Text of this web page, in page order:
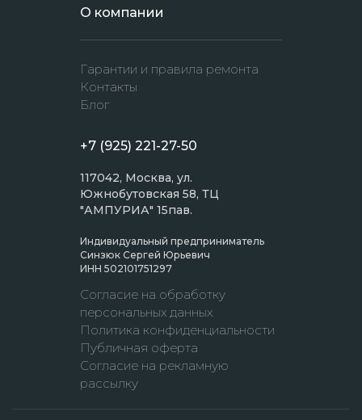
O компании
Гарантии и правила ремонта
Контакты
Блог
+7 (925) 221-27-50
117042, Москва, ул.
Южнобутовская 58, ТЦ
"АМПУРИА" 15пав.
Индивидуальный предприниматель
Синзюк Сергей Юрьевич
ИНН 502101751297
Согласие на обработку
персональных данных
Политика конфиденциальности
Публичная оферта
Согласие на рекламную
рассылку